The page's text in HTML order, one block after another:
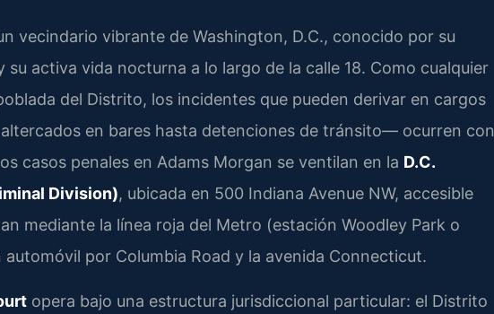
vecindario vibrante de Washington, D.C., conocido por su
su activa vida nocturna a lo largo de la calle 18. Como cualquier
del Distrito, los incidentes que pueden derivar en cargos
en bares hasta detenciones de tránsito— ocurren con
casos penales en Adams Morgan se ventilan en la D.C.
Division), ubicada en 500 Indiana Avenue NW, accesible
mediante la línea roja del Metro (estación Woodley Park o
por Columbia Road y la avenida Connecticut.
opera bajo una estructura jurisdiccional particular: el Distrito